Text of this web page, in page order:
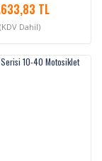
TL
(KDV Dahil)